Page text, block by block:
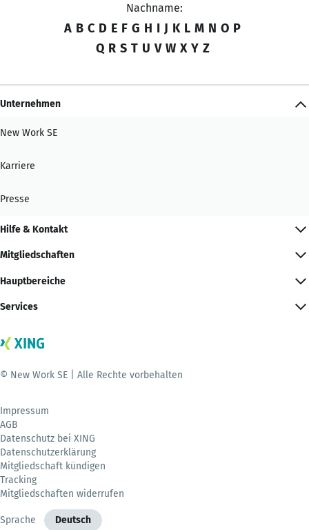
Nachname:
A B C D E F G H I J K L M N O P
Q R S T U V W X Y Z
Unternehmen
New Work SE
Karriere
Presse
Hilfe & Kontakt
Mitgliedschaften
Hauptbereiche
Services
© New Work SE | Alle Rechte vorbehalten
Impressum
AGB
Datenschutz bei XING
Datenschutzerklärung
Mitgliedschaft kündigen
Tracking
Mitgliedschaften widerrufen
Sprache Deutsch